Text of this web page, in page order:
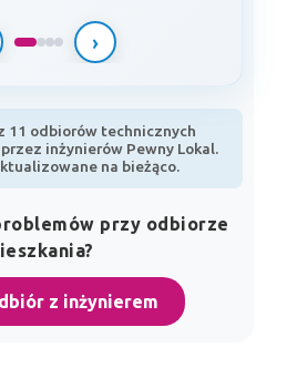
›
11 odbiorów technicznych
inżynierów Pewny Lokal.
na bieżąco.
przy odbiorze
z inżynierem